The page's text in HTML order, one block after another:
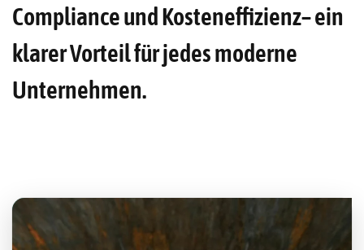
Compliance und Kosteneffizienz– ein
klarer Vorteil für jedes moderne
Unternehmen.